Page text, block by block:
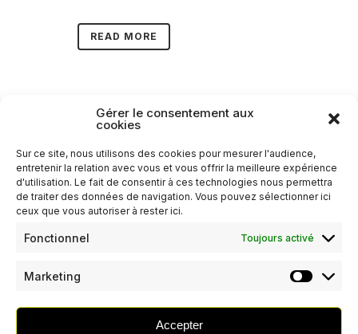
Gérer le consentement aux
cookies
Sur ce site, nous utilisons des cookies pour mesurer l'audience,
entretenir la relation avec vous et vous offrir la meilleure expérience
d'utilisation. Le fait de consentir à ces technologies nous permettra
de traiter des données de navigation. Vous pouvez sélectionner ici
ceux que vous autoriser à rester ici.
Fonctionnel Toujours activé
Marketing
Accepter
READ MORE